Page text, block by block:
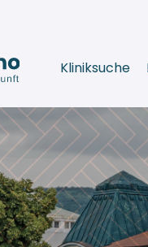
Kliniksuche